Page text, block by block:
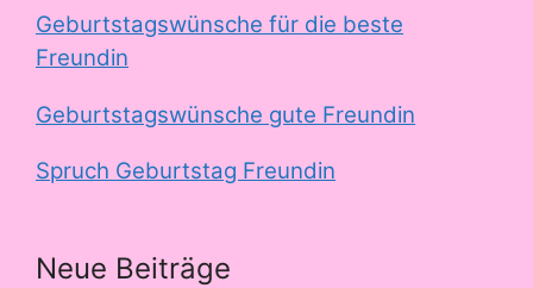
Geburtstagswünsche für die beste
Freundin
Geburtstagswünsche gute Freundin
Spruch Geburtstag Freundin
Neue Beiträge